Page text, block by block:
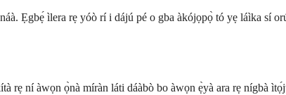
Ẹgbẹ́ ìlera rẹ yóò rí i dájú pé o gba àkójọpọ̀ tó yẹ láìka sí
rẹ ní àwọn ọ̀nà míràn láti dáàbò bo àwọn ẹ̀yà ara rẹ nígbà